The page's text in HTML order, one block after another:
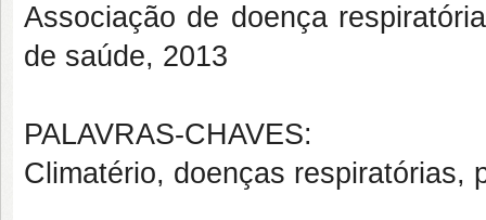
Associação de doença
de saúde, 2013
PALAVRAS-CHAVES:
Climatério, doenças respiratórias,